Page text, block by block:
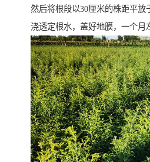
然后将根段以30厘米的株距平放
浇透定根水，盖好地膜，一个月